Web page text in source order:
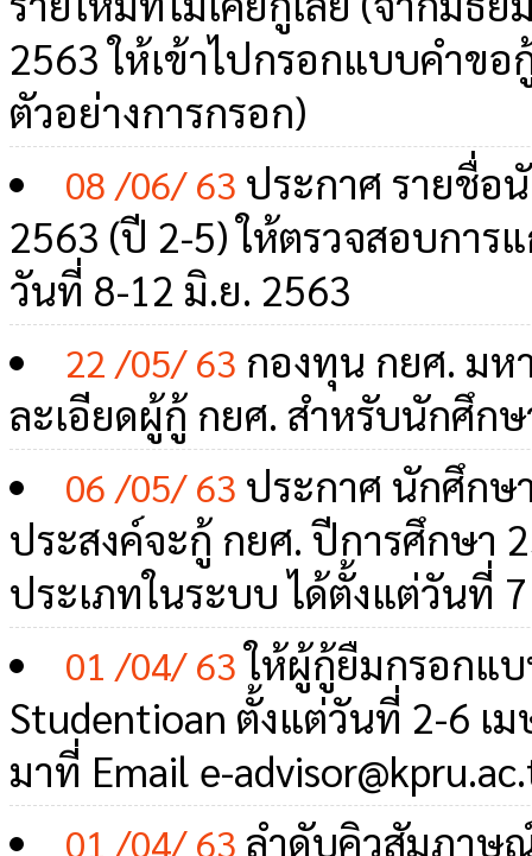
2563 ให้เข้าไปกรอกแบบคำข
ตัวอย่างการกรอก)
08 /06/ 63 ประกาศ รายชื่อ
2563 (ปี 2-5) ให้ตรวจสอบการ
วันที่ 8-12 มิ.ย. 2563
22 /05/ 63 กองทุน กยศ. มห
ละเอียดผู้กู้ กยศ. สำหรับนักศึก
06 /05/ 63 ประกาศ นักศึกษ
ประสงค์จะกู้ กยศ. ปีการศึกษา
ประเภทในระบบ ได้ตั้งแต่วันที่
01 /04/ 63 ให้ผู้กู้ยืมกรอกแ
Studentioan ตั้งแต่วันที่ 2-6 เ
มาที่ Email e-
01 /04/ 63 ลำดับคิวสัมภาษ